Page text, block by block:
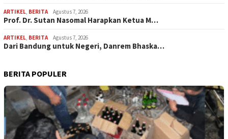
ARTIKEL, BERITA Agustus 7, 2026
Prof. Dr. Sutan Nasomal Harapkan Ketua M…
ARTIKEL, BERITA Agustus 7, 2026
Dari Bandung untuk Negeri, Danrem Bhaska…
BERITA POPULER